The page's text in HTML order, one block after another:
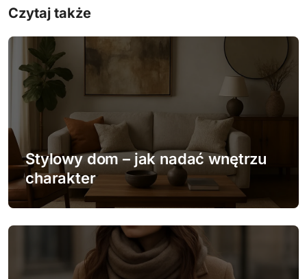
a
c
w
p
i
s
u
Czytaj także
Stylowy dom – jak nadać wnętrzu
charakter